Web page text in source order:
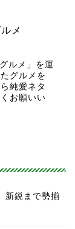
メ
ルメ」を運
グルメを
純愛ネタ
お願いい
新鋭まで勢揃